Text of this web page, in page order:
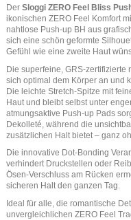
Der Sloggi ZERO Feel Bliss
ikonischen ZERO Feel Komfort
nahtlose Push-up BH aus
sich eine schön geformte
Gefühl wie eine zweite Haut
Die superfeine, GRS-zertifizierte
sich optimal dem Körper an und
Die leichte Stretch-Spitze mit
Haut und bleibt selbst unter
atmungsaktive Push-up Pads
Dekolleté, während die
zusätzlichen Halt bietet – ganz
Die innovative Dot-Bonding
verhindert Druckstellen oder
Ösen-Verschluss am Rücken
sicheren Halt den ganzen Tag.
Ideal für alle, die romantische
unvergleichlichen ZERO Feel